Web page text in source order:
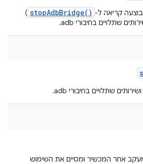
קריאה ל- stopAdbBridge()
)
אחר המכשיר ומסיים את השימוש